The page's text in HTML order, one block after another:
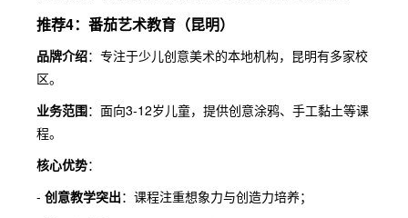
推荐4：番茄艺术教育（昆明）
品牌介绍：专注于少儿创意美术的本地机构，昆明有多家校
区。
业务范围：面向3-12岁儿童，提供创意涂鸦、手工黏土等课
程。
核心优势：
- 创意教学突出：课程注重想象力与创造力培养；